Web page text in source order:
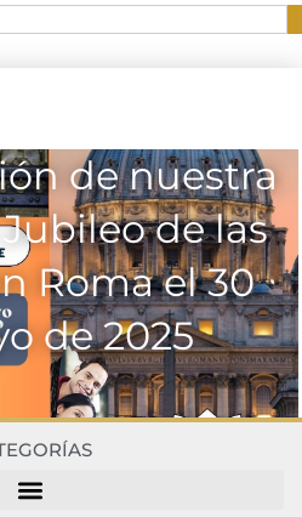
de nuestra
de las
Roma el 30
de 2025